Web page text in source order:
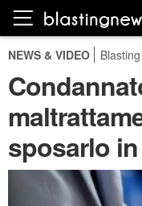
NEWS & VIDEO
sposarlo